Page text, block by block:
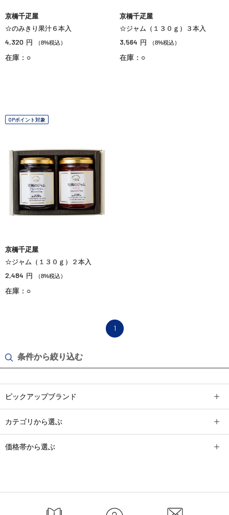
条件から絞り込む
ピックアップブランド
カテゴリから選ぶ
価格帯から選ぶ
京橋千疋屋
☆のみきり果汁６本入
4,320 円 （8%税込）
在庫：○
京橋千疋屋
☆ジャム（１３０ｇ）３本入
3,564 円 （8%税込）
在庫：○
OPポイント対象
京橋千疋屋
☆ジャム（１３０ｇ）２本入
2,484 円 （8%税込）
在庫：○
1